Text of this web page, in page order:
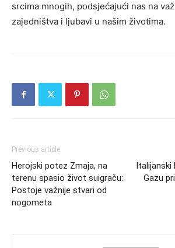
srcima mnogih, podsjećajući nas na
zajedništva i ljubavi u našim životima.
Previous article
Herojski potez Zmaja, na
terenu spasio život suigraču:
Postoje važnije stvari od
nogometa
Gazu